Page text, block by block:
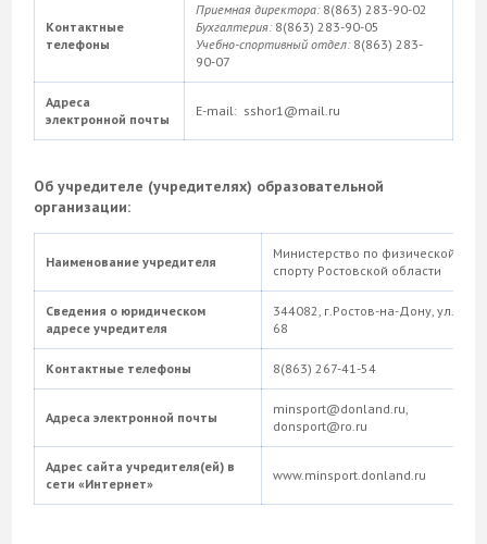
Контактные
телефоны
Приемная директора: 8(863) 283-90-02
Бухгалтерия: 8(863) 283-90-05
Учебно-спортивный отдел:8(863) 283-
90-07
Адреса
электронной почты
E-mail: sshor1@mail.ru
Об учредителе (учредителях) образовательной
организации:
Наименование учредителя
Министерство по физической
спорту Ростовской области
Сведения о юридическом
адресе учредителя
344082, г.Ростов-на-Дону,
68
Контактные телефоны 8(863) 267-41-54
Адреса электронной почты
minsport@donland.ru,
donsport@ro.ru
Адрес сайта учредителя(ей) в
сети «Интернет»
www.minsport.donland.ru